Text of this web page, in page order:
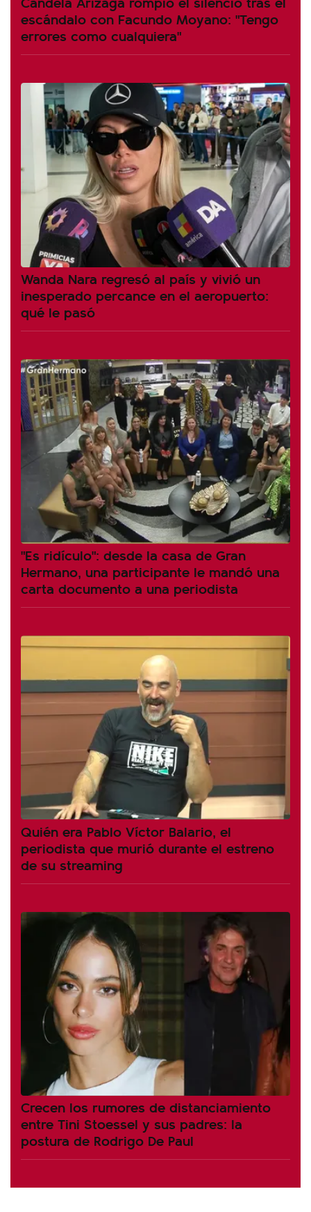
escándalo con Facundo Moyano: "Tengo
errores como cualquiera"
Wanda Nara regresó al país y vivió un
inesperado percance en el aeropuerto:
qué le pasó
"Es ridículo": desde la casa de Gran
Hermano, una participante le mandó una
carta documento a una periodista
Quién era Pablo Víctor Balario, el
periodista que murió durante el estreno
de su streaming
Crecen los rumores de distanciamiento
entre Tini Stoessel y sus padres: la
postura de Rodrigo De Paul